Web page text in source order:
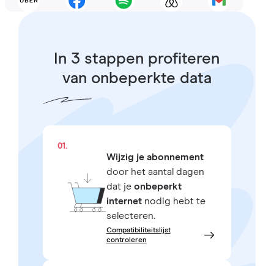
In 3 stappen profiteren
van onbeperkte data
01.
Wijzig je abonnement
door het aantal dagen
dat je onbeperkt
internetnodig hebt te
selecteren.
Compatibiliteitslijst
controleren